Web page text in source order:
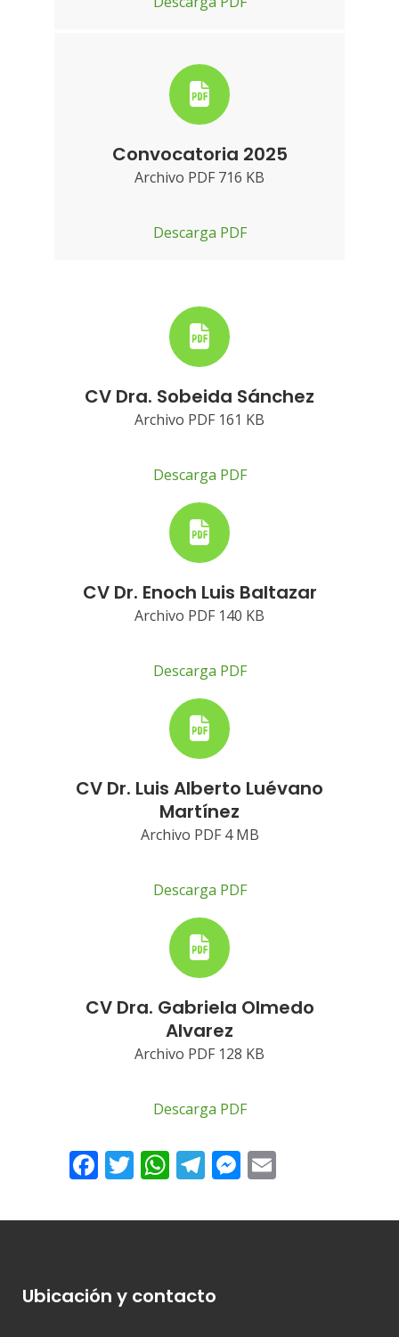
Convocatoria 2025
Archivo PDF 716 KB
Descarga PDF
CV Dra. Sobeida Sánchez
Archivo PDF 161 KB
Descarga PDF
CV Dr. Enoch Luis Baltazar
Archivo PDF 140 KB
Descarga PDF
CV Dr. Luis Alberto Luévano
Martínez
Archivo PDF 4 MB
Descarga PDF
CV Dra. Gabriela Olmedo
Alvarez
Archivo PDF 128 KB
Descarga PDF
Facebook
Twitter
WhatsApp
Telegram
Messenger
Ubicación y contacto